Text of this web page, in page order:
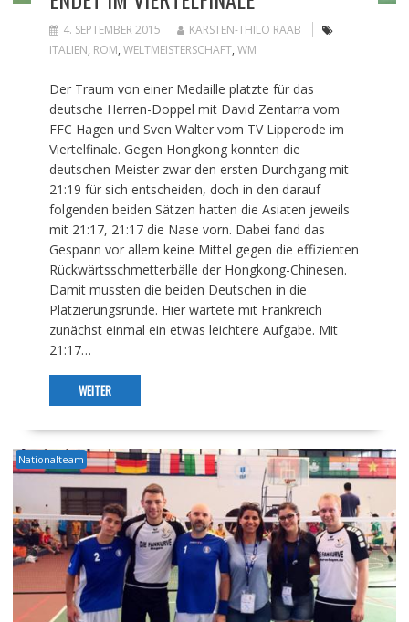
4. SEPTEMBER 2015
KARSTEN-THILO RAAB
ITALIEN, ROM, WELTMEISTERSCHAFT, WM
Der Traum von einer Medaille platzte für das
deutsche Herren-Doppel mit David Zentarra vom
FFC Hagen und Sven Walter vom TV Lipperode im
Viertelfinale. Gegen Hongkong konnten die
deutschen Meister zwar den ersten Durchgang mit
21:19 für sich entscheiden, doch in den darauf
folgenden beiden Sätzen hatten die Asiaten jeweils
mit 21:17, 21:17 die Nase vorn. Dabei fand das
Gespann vor allem keine Mittel gegen die effizienten
Rückwärtsschmetterbälle der Hongkong-Chinesen.
Damit mussten die beiden Deutschen in die
Platzierungsrunde. Hier wartete mit Frankreich
zunächst einmal ein etwas leichtere Aufgabe. Mit
21:17…
WEITER
Nationalteam